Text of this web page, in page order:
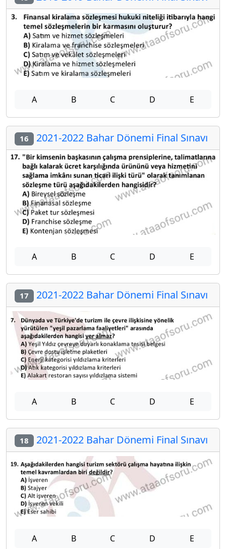
A B C D E
16 2021-2022 Bahar Dönemi Final Sınavı
A B C D E
17 2021-2022 Bahar Dönemi Final Sınavı
A B C D E
18 2021-2022 Bahar Dönemi Final Sınavı
A B C D E